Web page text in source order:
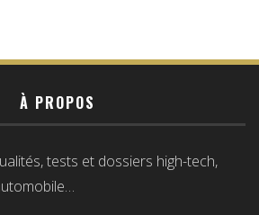
À PROPOS
tests et dossiers high-tech,